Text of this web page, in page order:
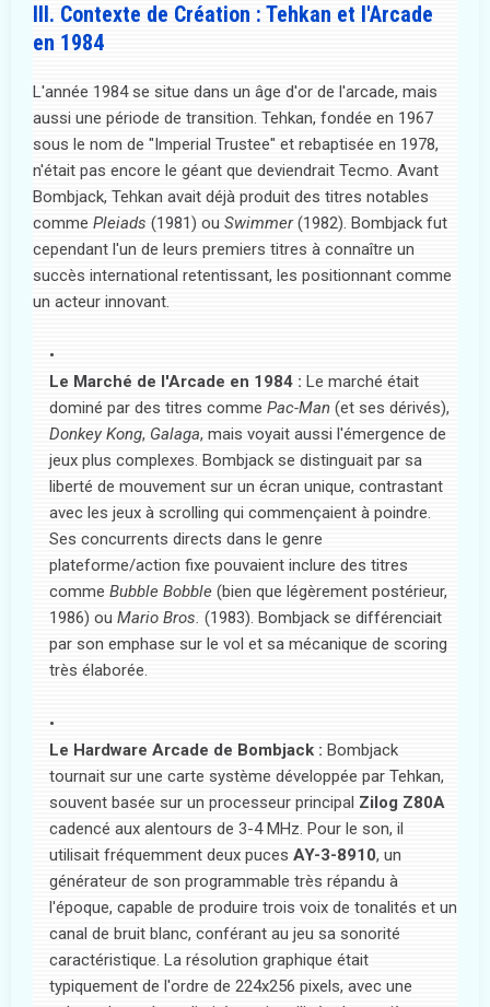
III. Contexte de Création : Tehkan et l'Arcade
en 1984
L'année 1984 se situe dans un âge d'or de l'arcade, mais
aussi une période de transition. Tehkan, fondée en 1967
sous le nom de "Imperial Trustee" et rebaptisée en 1978,
n'était pas encore le géant que deviendrait Tecmo. Avant
Bombjack, Tehkan avait déjà produit des titres notables
comme Pleiads (1981) ou Swimmer(1982). Bombjack fut
cependant l'un de leurs premiers titres à connaître un
succès international retentissant, les positionnant comme
un acteur innovant.
Le Marché de l'Arcade en 1984 : Le marché était
dominé par des titres comme Pac-Man (et ses dérivés),
Donkey Kong, Galaga, mais voyait aussi l'émergence de
jeux plus complexes. Bombjack se distinguait par sa
liberté de mouvement sur un écran unique, contrastant
avec les jeux à scrolling qui commençaient à poindre.
Ses concurrents directs dans le genre
plateforme/action fixe pouvaient inclure des titres
comme Bubble Bobble (bien que légèrement postérieur,
1986) ou Mario Bros. (1983). Bombjack se différenciait
par son emphase sur le vol et sa mécanique de scoring
très élaborée.
Le Hardware Arcade de Bombjack : Bombjack
tournait sur une carte système développée par Tehkan,
souvent basée sur un processeur principal Zilog Z80A
cadencé aux alentours de 3-4 MHz. Pour le son, il
utilisait fréquemment deux puces AY-3-8910, un
générateur de son programmable très répandu à
l'époque, capable de produire trois voix de tonalités et un
canal de bruit blanc, conférant au jeu sa sonorité
caractéristique. La résolution graphique était
typiquement de l'ordre de 224x256 pixels, avec une